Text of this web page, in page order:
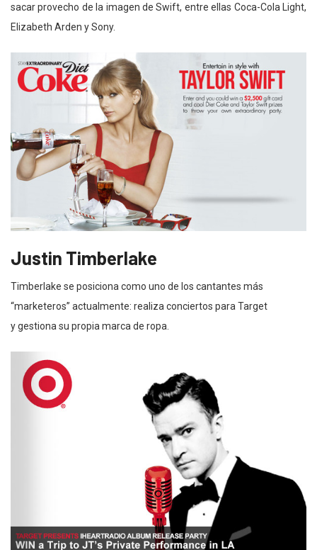
sacar provecho de la imagen de Swift, entre ellas Coca-Cola Light,
Elizabeth Arden y Sony.
Justin Timberlake
Timberlake se posiciona como uno de los cantantes más
“marketeros” actualmente: realiza conciertos para Target
y gestiona su propia marca de ropa.